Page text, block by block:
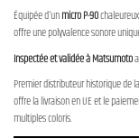
Équipée d'unmicro P-90
offre une polyvalence sonore
Inspectée et validée à Matsumoto
Premier distributeur historique de
offre la livraison en UE et le
multiples coloris.